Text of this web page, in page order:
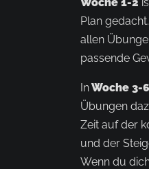
Plan
allen
passende
InWoche 3-6
Übungen
Zeit auf der
und der
Wenn du